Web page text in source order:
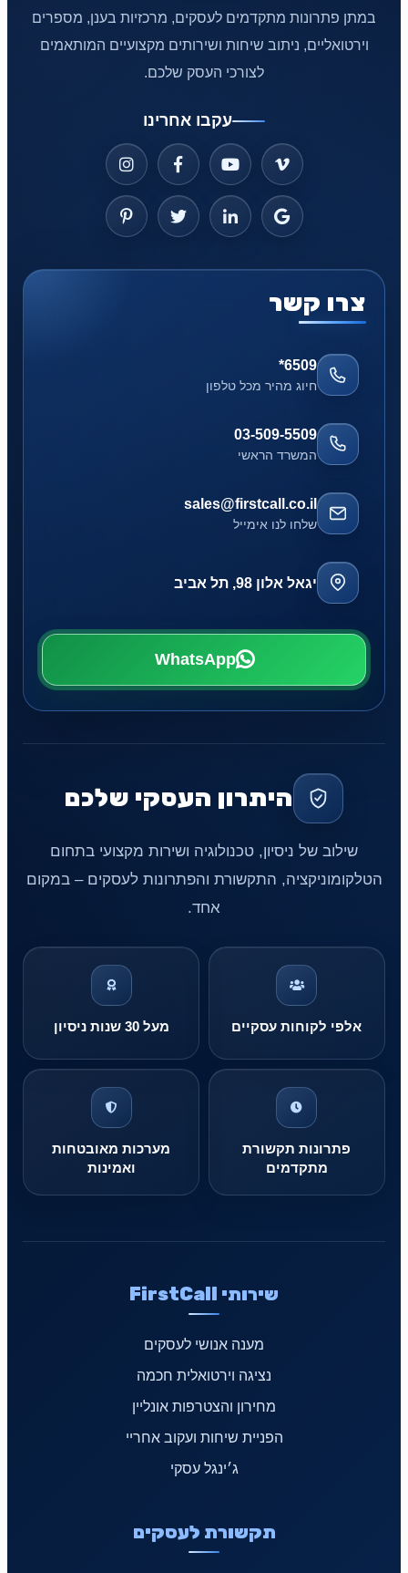
במתן פתרונות מתקדמים לעסקים, מרכזיות בענן, מספרים
וירטואליים, ניתוב שיחות ושירותים מקצועיים המותאמים
לצורכי העסק שלכם.
עקבו אחרינו
צרו קשר
*6509
חיוג מהיר מכל טלפון
03-509-5509
המשרד הראשי
sales@firstcall.co.il
שלחו לנו אימייל
יגאל אלון 98, תל אביב
WhatsApp
היתרון העסקי שלכם
שילוב של ניסיון, טכנולוגיה ושירות מקצועי בתחום
הטלקומוניקציה, התקשורת והפתרונות לעסקים – במקום
אחד.
אלפי לקוחות עסקיים מעל 30 שנות ניסיון
פתרונות תקשורת
מתקדמים
מערכות מאובטחות
ואמינות
שירותי FirstCall
מענה אנושי לעסקים
נציגה וירטואלית חכמה
מחירון והצטרפות אונליין
הפניית שיחות ועקוב אחריי
ג׳ינגל עסקי
תקשורת לעסקים